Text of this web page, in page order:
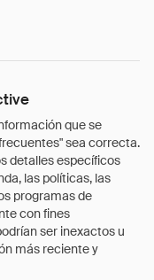
que se
sea correcta.
detalles específicos
las políticas, las
programas de
con fines
ser inexactos u
más reciente y